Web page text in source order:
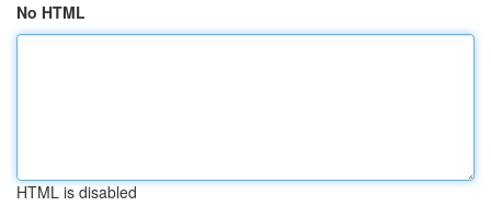
No HTML
HTML is disabled